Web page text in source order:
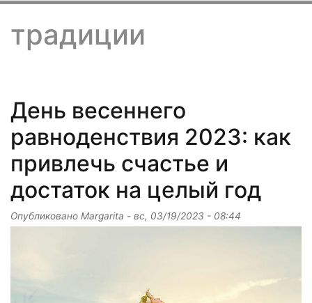
традиции
День весеннего
равноденствия 2023: как
привлечь счастье и
достаток на целый год
Опубликовано Margarita - вс, 03/19/2023 - 08:44